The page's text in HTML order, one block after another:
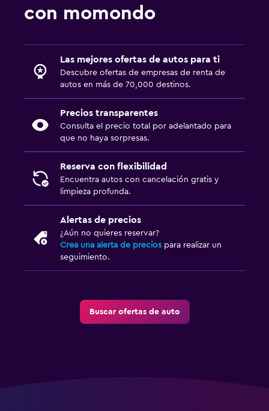
con momondo
Las mejores ofertas de autos para ti
Descubre ofertas de empresas de renta de
autos en más de 70,000 destinos.
Precios transparentes
Consulta el precio total por adelantado para
que no haya sorpresas.
Reserva con flexibilidad
Encuentra autos con cancelación gratis y
limpieza profunda.
Alertas de precios
¿Aún no quieres reservar?
Crea una alerta de precios para realizar un
seguimiento.
Buscar ofertas de auto